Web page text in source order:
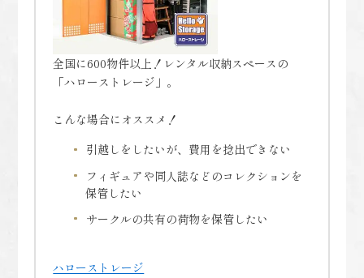
全国に600物件以上！レンタル収納スペースの
「ハローストレージ」。
こんな場合にオススメ！
引越しをしたいが、費用を捻出できない
フィギュアや同人誌などのコレクションを
保管したい
サークルの共有の荷物を保管したい
ハローストレージ